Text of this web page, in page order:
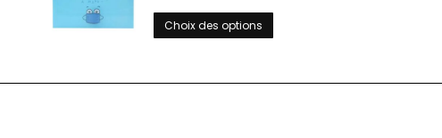
Choix des options
produit